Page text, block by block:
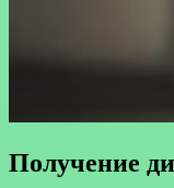
Получение